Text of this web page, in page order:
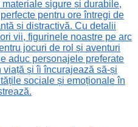
materiale sigure și durabile,
pentru ore întregi de
și distractivă. Cu detalii
vii, figurinele noastre pe arc
jocuri de rol și aventuri
aduc personajele preferate
viață și îi încurajează să-și
sociale și emoționale în